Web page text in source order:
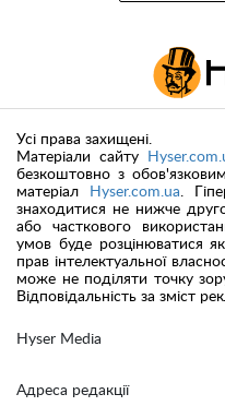
Hyser Media
Адреса редакції
Усі права захищені.
Матеріали сайту
безкоштовно з
матеріал
Hyser.com.ua.
знаходитися не нижче
або часткового
умов буде розцінюватися
прав інтелектуальної
може не поділяти точку
Відповідальність за зміст